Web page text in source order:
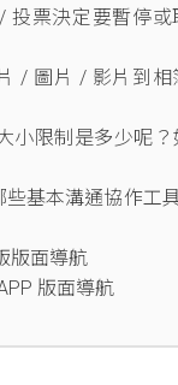
投票決定要暫停或
/ 圖片 / 影片到相
小限制是多少呢
些基本溝通協作工
版面導航
版面導航